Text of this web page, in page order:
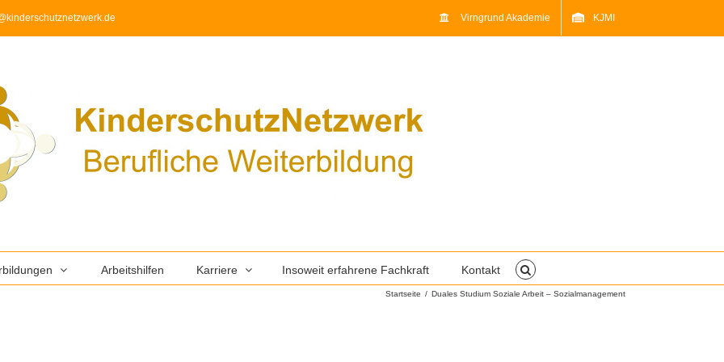
Virngrund Akademie KJMI
Arbeitshilfen Karriere Insoweit erfahrene Fachkraft Kontakt
Startseite / Duales Studium Soziale Arbeit – Sozialmanagement